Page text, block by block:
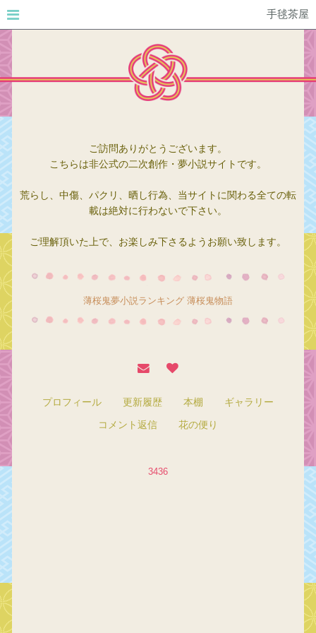
手毬茶屋
ご訪問ありがとうございます。
こちらは非公式の二次創作・夢小説サイトです。
荒らし、中傷、パクリ、晒し行為、当サイトに関わる全ての転
載は絶対に行わないで下さい。
ご理解頂いた上で、お楽しみ下さるようお願い致します。
薄桜鬼夢小説ランキング 薄桜鬼物語
プロフィール 更新履歴 本棚
ギャラリー
コメント返信
花の便り
3436